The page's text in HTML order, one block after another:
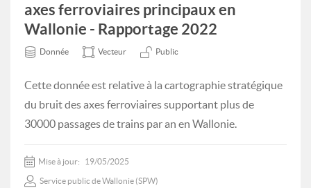
axes ferroviaires principaux en
Wallonie - Rapportage 2022
Donnée Vecteur Public
Cette donnée est relative à la cartographie stratégique
du bruit des axes ferroviaires supportant plus de
30000 passages de trains par an en Wallonie.
Mise à jour: 19/05/2025
Service public de Wallonie (SPW)